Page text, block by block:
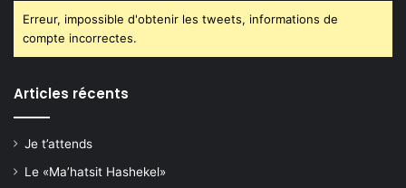
Erreur, impossible d'obtenir les tweets, informations de
compte incorrectes.
Articles récents
Je t’attends
Le «Ma’hatsit Hashekel»